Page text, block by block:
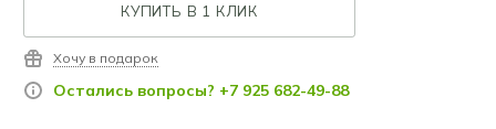
КУПИТЬ В 1 КЛИК
Хочу в подарок
Остались вопросы? +7 925 682-49-88